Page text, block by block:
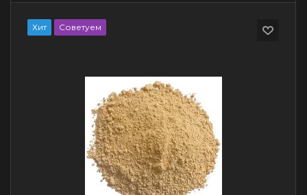
Хит Советуем